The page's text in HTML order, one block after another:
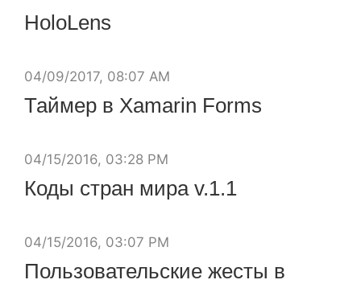
HoloLens
04/09/2017, 08:07 AM
Таймер в Xamarin Forms
04/15/2016, 03:28 PM
Коды стран мира v.1.1
04/15/2016, 03:07 PM
Пользовательские жесты в